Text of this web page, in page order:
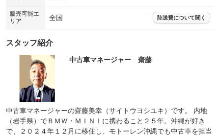
販売可能エ
リア
全国 陸送費について聞く
スタッフ紹介
中古車マネージャー 齋藤
中古車マネージャーの齋藤美幸（サイトウヨシユキ）です。 内地
（岩手県）でＢＭＷ・ＭＩＮＩに携わること２５年。沖縄が好き
で、２０２４年１２月に移住し、モトーレン沖縄でも中古車を担当